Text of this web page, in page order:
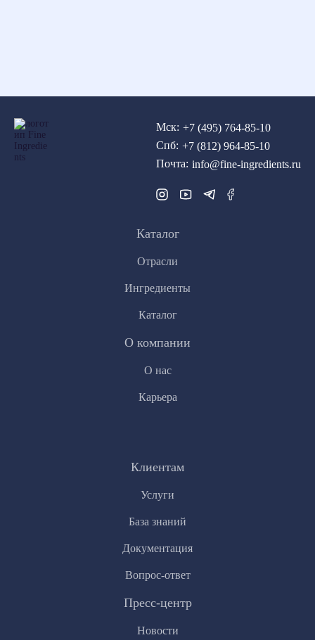
Каталог
Отрасли
Ингредиенты
Каталог
О компании
О нас
Карьера
Клиентам
Услуги
База знаний
Документация
Вопрос-ответ
Пресс-центр
Новости
Мск: +7 (495) 764-85-10
Спб: +7 (812) 964-85-10
Почта: info@fine-ingredients.ru